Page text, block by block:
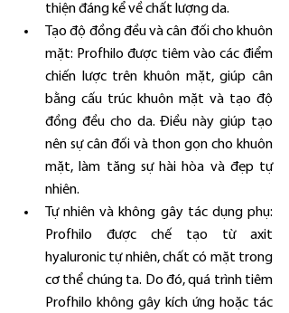
thiện đáng kể về chất lượng da.
Tạo độ đồng đều và cân đối cho khuôn
mặt: Profhilo được tiêm vào các điểm
chiến lược trên khuôn mặt, giúp cân
bằng cấu trúc khuôn mặt và tạo độ
đồng đều cho da. Điều này giúp tạo
nên sự cân đối và thon gọn cho khuôn
mặt, làm tăng sự hài hòa và đẹp tự
nhiên.
Tự nhiên và không gây tác dụng phụ:
Profhilo được chế tạo từ axit
hyaluronic tự nhiên, chất có mặt trong
cơ thể chúng ta. Do đó, quá trình tiêm
Profhilo không gây kích ứng hoặc tác